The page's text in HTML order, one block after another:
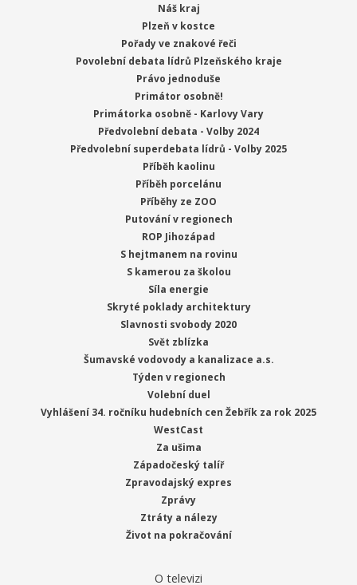
Náš kraj
Plzeň v kostce
Pořady ve znakové řeči
Povolební debata lídrů Plzeňského kraje
Právo jednoduše
Primátor osobně!
Primátorka osobně - Karlovy Vary
Předvolební debata - Volby 2024
Předvolební superdebata lídrů - Volby 2025
Příběh kaolinu
Příběh porcelánu
Příběhy ze ZOO
Putování v regionech
ROP Jihozápad
S hejtmanem na rovinu
S kamerou za školou
Síla energie
Skryté poklady architektury
Slavnosti svobody 2020
Svět zblízka
Šumavské vodovody a kanalizace a.s.
Týden v regionech
Volební duel
Vyhlášení 34. ročníku hudebních cen Žebřík za rok 2025
WestCast
Za ušima
Západočeský talíř
Zpravodajský expres
Zprávy
Ztráty a nálezy
Život na pokračování
O televizi